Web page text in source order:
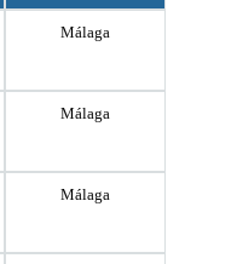
Málaga
Málaga
Málaga